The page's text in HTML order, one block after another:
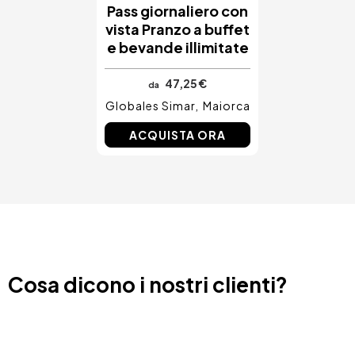
Pass giornaliero con
vista Pranzo a buffet
e bevande illimitate
da
47,25 €
Globales Simar Maiorca
ACQUISTA ORA
Cosa dicono i nostri clienti?